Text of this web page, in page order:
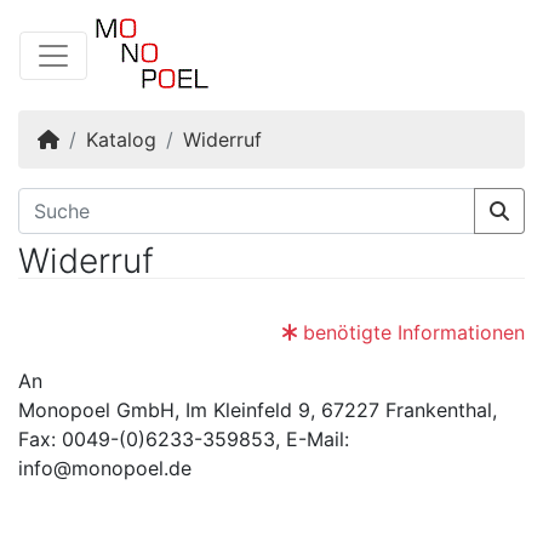
Startseite
Katalog Widerruf
Widerruf
benötigte Informationen
An
Monopoel GmbH, Im Kleinfeld 9, 67227 Frankenthal,
Fax: 0049-(0)6233-359853, E-Mail:
info@monopoel.de